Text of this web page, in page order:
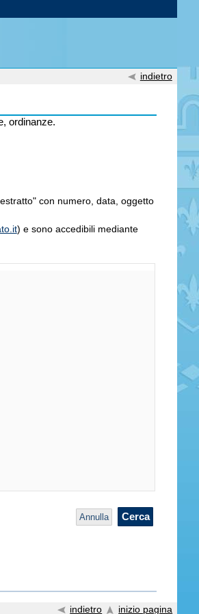
indietro
ordinanze.
con numero, data, oggetto
) e sono accedibili mediante
indietro inizio pagina